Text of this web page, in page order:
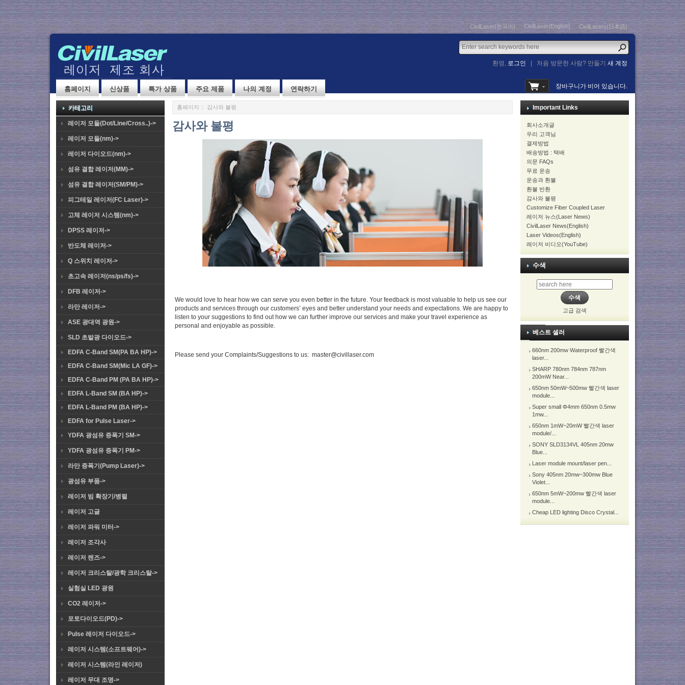
CivilLaser(한국어) CivilLaser(English) CivilLasers(日本語)
환영, 로그인 처음 방문한 사람? 만들기새 계정
홈페이지 신상품 특가 상품 주요 제품 나의 계정 연락하기 장바구니가 비어 있습니다.
카테고리
레이저 모듈(Dot/Line/Cross..)->
레이저 모듈(nm)->
레이저 다이오드(nm)->
섬유 결합 레이저(MM)->
섬유 결합 레이저(SM/PM)->
피그테일 레이저(FC Laser)->
고체 레이저 시스템(nm)->
DPSS 레이저->
반도체 레이저->
Q 스위치 레이저->
초고속 레이저(ns/ps/fs)->
DFB 레이저->
라만 레이저->
ASE 광대역 광원->
SLD 초발광 다이오드->
EDFA C-Band SM(PA BA HP)->
EDFA C-Band SM(Mic LA GF)->
EDFA C-Band PM (PA BA HP)->
EDFA L-Band SM (BA HP)->
EDFA L-Band PM (BA HP)->
EDFA for Pulse Laser->
YDFA 광섬유 증폭기 SM->
YDFA 광섬유 증폭기 PM->
라만 증폭기(Pump Laser)->
광섬유 부품->
레이저 빔 확장기/병렬
레이저 고글
레이저 파워 미터->
레이저 조각사
레이저 렌즈->
레이저 크리스탈/광학 크리스탈->
실험실 LED 광원
CO2 레이저->
포토다이오드(PD)->
Pulse 레이저 다이오드->
레이저 시스템(소프트웨어)->
레이저 시스템(라인 레이저)
레이저 무대 조명->
홈페이지 :: 감사와 불평
감사와 불평
We would love to hear how we can serve you even better in the future. Your feedback is most valuable to help us see our
products and services through our customers’ eyes and better understand your needs and expectations. We are happy to
listen to your suggestions to find out how we can further improve our services and make your travel experience as
personal and enjoyable as possible.
Please send your Complaints/Suggestions to us: master@civillaser.com
Important Links
회사소개글
우리 고객님
결제방법
배송방법 : 택배
의문 FAQs
무료 운송
운송과 환불
환불 반환
감사와 불평
Customize Fiber Coupled Laser
레이저 뉴스(Laser News)
CivilLaser News(English)
Laser Videos(English)
레이저 비디오(YouTube)
수색
고급 검색
베스트 셀러
660nm 200mw Waterproof 빨간색
laser...
SHARP 780nm 784nm 787nm
200mW Near...
650nm 50mW~500mw 빨간색 laser
module...
Super small Φ4mm 650nm 0.5mw
1mw...
650nm 1mW~20mW 빨간색 laser
module/...
SONY SLD3134VL 405nm 20mw
Blue...
Laser module mount/laser pen...
Sony 405nm 20mw~300mw Blue
Violet...
650nm 5mW~200mw 빨간색 laser
module...
Cheap LED lighting Disco Crystal...